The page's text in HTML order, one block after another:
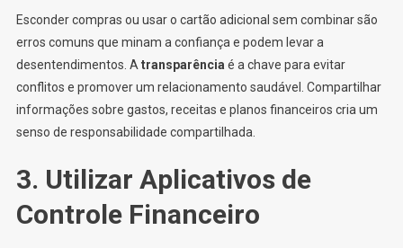
Esconder compras ou usar o cartão adicional sem combinar são
erros comuns que minam a confiança e podem levar a
desentendimentos. Atransparência é a chave para evitar
conflitos e promover um relacionamento saudável. Compartilhar
informações sobre gastos, receitas e planos financeiros cria um
senso de responsabilidade compartilhada.
3. Utilizar Aplicativos de
Controle Financeiro